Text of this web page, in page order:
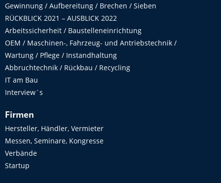
Gewinnung / Aufbereitung / Brechen / Sieben
RÜCKBLICK 2021 – AUSBLICK 2022
Arbeitssicherheit / Baustelleneinrichtung
OEM / Maschinen-, Fahrzeug- und Antriebstechnik /
Wartung / Pflege / Instandhaltung
Abbruchtechnik / Rückbau / Recycling
IT am Bau
Interview´s
Firmen
Hersteller, Händler, Vermieter
Messen, Seminare, Kongresse
Verbände
Startup